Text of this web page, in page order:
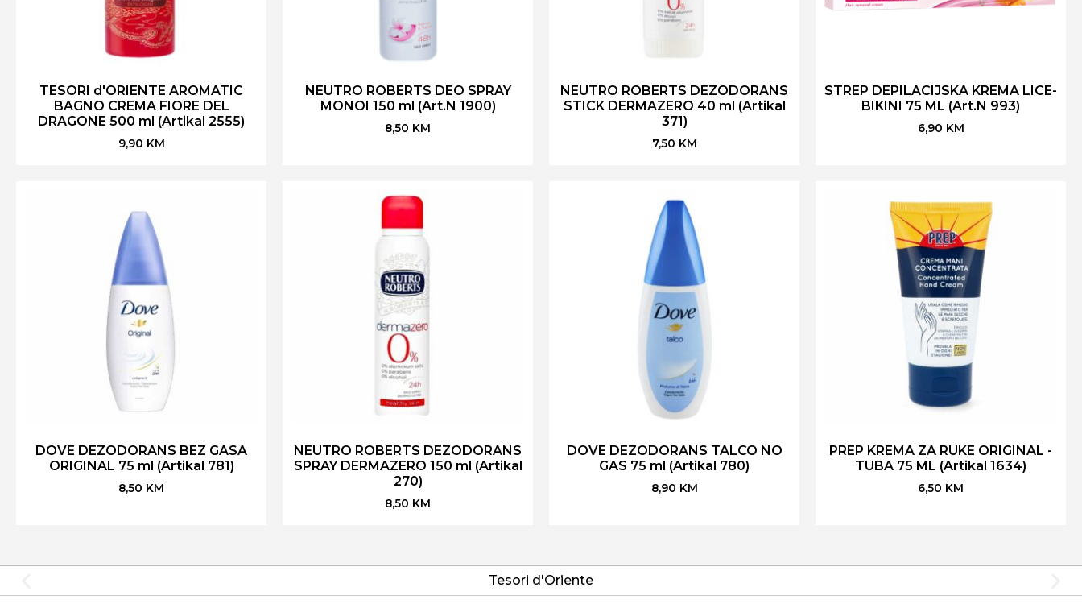
TESORI d'ORIENTE AROMATIC
BAGNO CREMA FIORE DEL
DRAGONE 500 ml (Artikal 2555)
9,90 KM
NEUTRO ROBERTS DEO SPRAY
MONOI 150 ml (Art.N 1900)
8,50 KM
NEUTRO ROBERTS DEZODORANS
STICK DERMAZERO 40 ml (Artikal
371)
7,50 KM
STREP DEPILACIJSKA KREMA LICE-
BIKINI 75 ML (Art.N 993)
6,90 KM
DOVE DEZODORANS BEZ GASA
ORIGINAL 75 ml (Artikal 781)
8,50 KM
NEUTRO ROBERTS DEZODORANS
SPRAY DERMAZERO 150 ml (Artikal
270)
8,50 KM
DOVE DEZODORANS TALCO NO
GAS 75 ml (Artikal 780)
8,90 KM
PREP KREMA ZA RUKE ORIGINAL -
TUBA 75 ML (Artikal 1634)
6,50 KM
Tesori d'Oriente